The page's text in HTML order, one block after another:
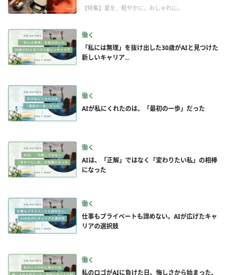
【特集】夏を、軽やかに、おしゃれに。
働く
「私には無理」を抜け出した30歳がAIと見つけた
新しいキャリア...
働く
AIが私にくれたのは、「最初の一歩」だった
働く
AIは、「正解」ではなく「変わりたい私」の相棒
になった
働く
仕事もプライベートも諦めない。AIが広げたキャ
リアの選択肢
働く
私のロゴがAIに負けた日。悔しさから始まった、